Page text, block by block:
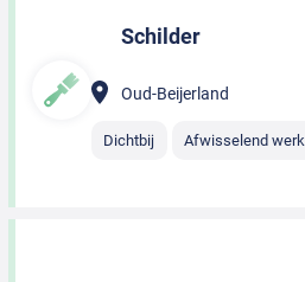
Schilder
Oud-Beijerland
Dichtbij Afwisselend werk